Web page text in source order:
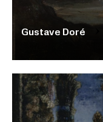
Gustave Doré